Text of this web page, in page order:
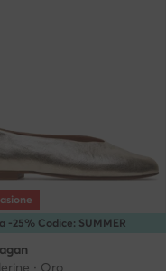
-25% Codice: SUMMER